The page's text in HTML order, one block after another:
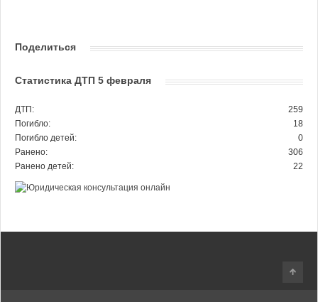
Поделиться
Статистика ДТП 5 февраля
ДТП:
259
Погибло:
18
Погибло детей:
0
Ранено:
306
Ранено детей:
22